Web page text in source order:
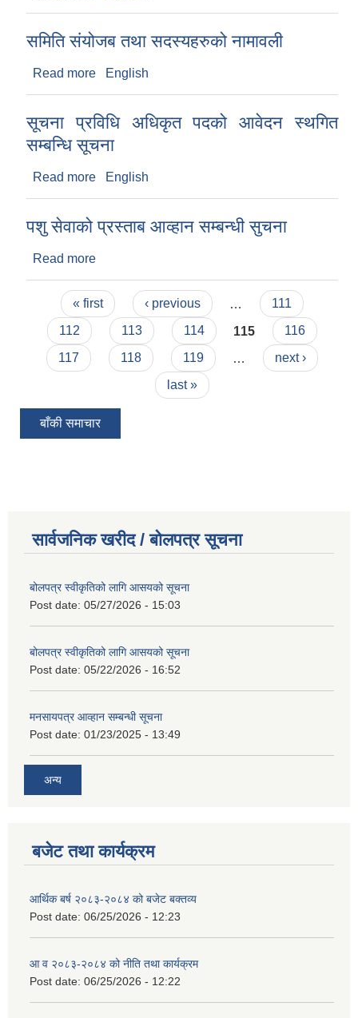
समिति संयोजब तथा सदस्यहरुको नामावली
Read more about समिति संयोजब तथा सदस्यहरुको नामावली
English
सूचना प्रविधि अधिकृत पदको आवेदन स्थगित
सम्बन्धि सूचना
Read more about सूचना प्रविधि अधिकृत पदको आवेदन स्थगित
English
पशु सेवाको प्रस्ताब आव्हान सम्बन्धी सुचना
Read more
Pages« first ‹ previous
111
112
113 114 115
116
117
118 119
next ›
last »
बाँकी समाचार
सार्वजनिक खरीद / बोलपत्र सूचना
बोलपत्र स्वीकृतिको लागि आसयको सूचना
Post date: 05/27/2026 - 15:03
बोलपत्र स्वीकृतिको लागि आसयको सूचना
Post date: 05/22/2026 - 16:52
मनसायपत्र आव्हान सम्बन्धी सूचना
Post date: 01/23/2025 - 13:49
अन्य
बजेट तथा कार्यक्रम
आर्थिक बर्ष २०८३-२०८४ को बजेट बक्तव्य
Post date: 06/25/2026 - 12:23
आ व २०८३-२०८४ को नीति तथा कार्यक्रम
Post date: 06/25/2026 - 12:22